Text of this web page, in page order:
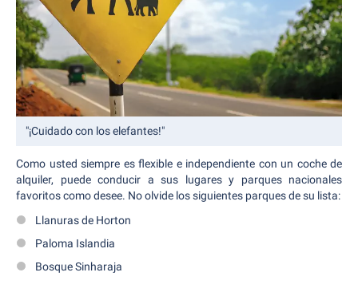
"¡Cuidado con los elefantes!"
Como usted siempre es flexible e independiente con un coche de
alquiler, puede conducir a sus lugares y parques nacionales
favoritos como desee. No olvide los siguientes parques de su lista:
Llanuras de Horton
Paloma Islandia
Bosque Sinharaja